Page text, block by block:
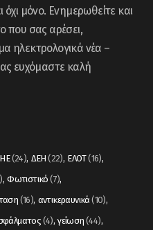
όχι μόνο. Ενημερωθείτε και
που σας αρέσει,
ηλεκτρολογικά νέα –
ευχόμαστε καλή
(24) ΔΕΗ (22) ΕΛΟΤ(16)
Φωτιστικό (7)
(16) αντικεραυνικά (10)
(4) γείωση (44)